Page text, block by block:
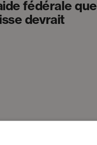
fédérale que
devrait